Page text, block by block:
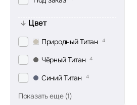
Цвет
Природный Титан 4
Чёрный Титан 4
Синий Титан 4
Показать еще (1)